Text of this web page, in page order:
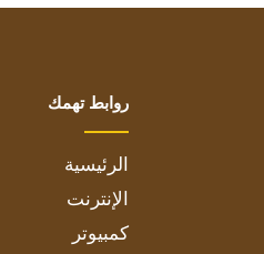
روابط تهمك
الرئيسية
الإنترنت
كمبيوتر